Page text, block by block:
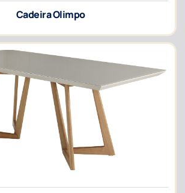
Cadeira Olimpo